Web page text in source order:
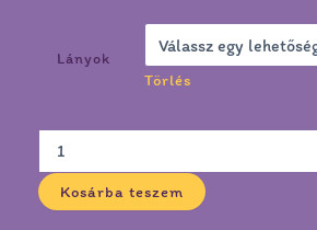
Lányok
Törlés
Kosárba teszem